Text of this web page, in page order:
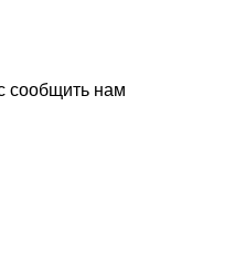
сообщить нам